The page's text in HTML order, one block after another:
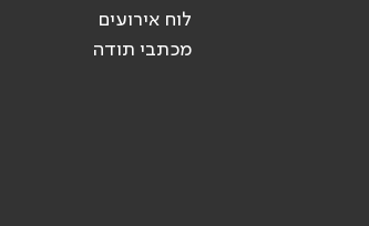
לוח אירועים
מכתבי תודה